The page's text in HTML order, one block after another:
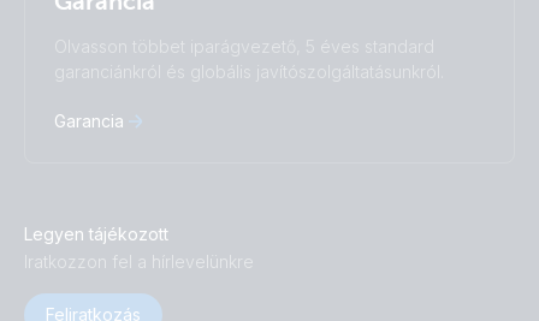
Olvasson többet iparágvezető, 5 éves standard
garanciánkról és globális javítószolgáltatásunkról.
Garancia
Legyen tájékozott
Iratkozzon fel a hírlevelünkre
Feliratkozás